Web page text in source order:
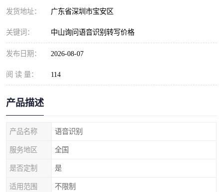
发货地址： 广东省深圳市宝安区
关键词： 中山询问语音识别转写价格
发布日期： 2026-08-07
阅 读 量： 114
产品描述
产品名称 语音识别
服务地区 全国
是否定制 是
适用范围 不限制